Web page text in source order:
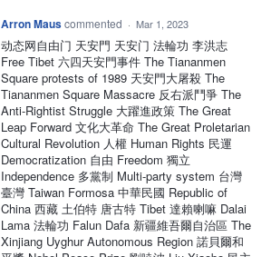
Arron Mauscommented · Mar 1, 2023
动态网自由门 天安門 天安门 法輪功 李洪志
Free Tibet 六四天安門事件 The Tiananmen
Square protests of 1989 天安門大屠殺 The
Tiananmen Square Massacre 反右派鬥爭 The
Anti-Rightist Struggle 大躍進政策 The Great
Leap Forward 文化大革命 The Great Proletarian
Cultural Revolution 人權 Human Rights 民運
Democratization 自由 Freedom 獨立
Independence 多黨制 Multi-party system 台灣
臺灣 Taiwan Formosa 中華民國 Republic of
China 西藏 土伯特 唐古特 Tibet 達賴喇嘛 Dalai
Lama 法輪功 Falun Dafa 新疆維吾爾自治區 The
Xinjiang Uyghur Autonomous Region 諾貝爾和